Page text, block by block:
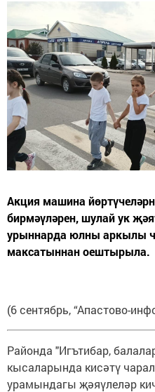
Акция машина
бирмәүләрен, шулай ук
урыннарда юлны аркылы
максатыннан оештырыла.
(6 сентябрь, “Апастово-
Районда "Игътибар,
кысаларында кисәтү
урамындагы җәяүлеләр